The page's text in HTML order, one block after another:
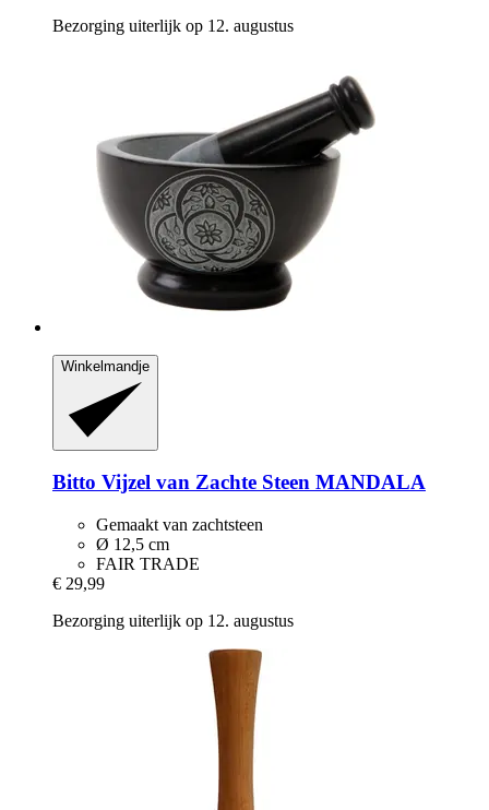
Bezorging uiterlijk op 12. augustus
Winkelmandje
Bitto Vijzel van Zachte Steen MANDALA
Gemaakt van zachtsteen
Ø 12,5 cm
FAIR TRADE
€ 29,99
Bezorging uiterlijk op 12. augustus